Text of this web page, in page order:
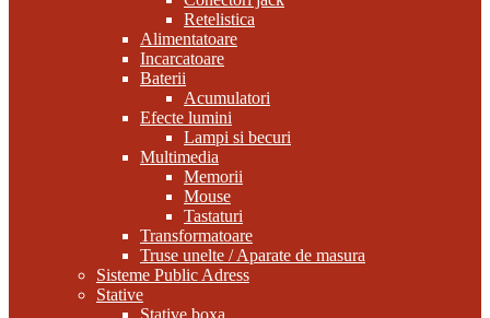
Retelistica
Alimentatoare
Incarcatoare
Baterii
Acumulatori
Efecte lumini
Lampi si becuri
Multimedia
Memorii
Mouse
Tastaturi
Transformatoare
Truse unelte / Aparate de masura
Sisteme Public Adress
Stative
Stative boxa